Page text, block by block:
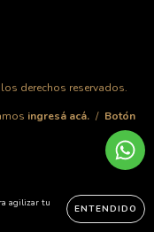
agilizar tu
ENTENDIDO
derechos reservados.
ingresá acá. / Botón